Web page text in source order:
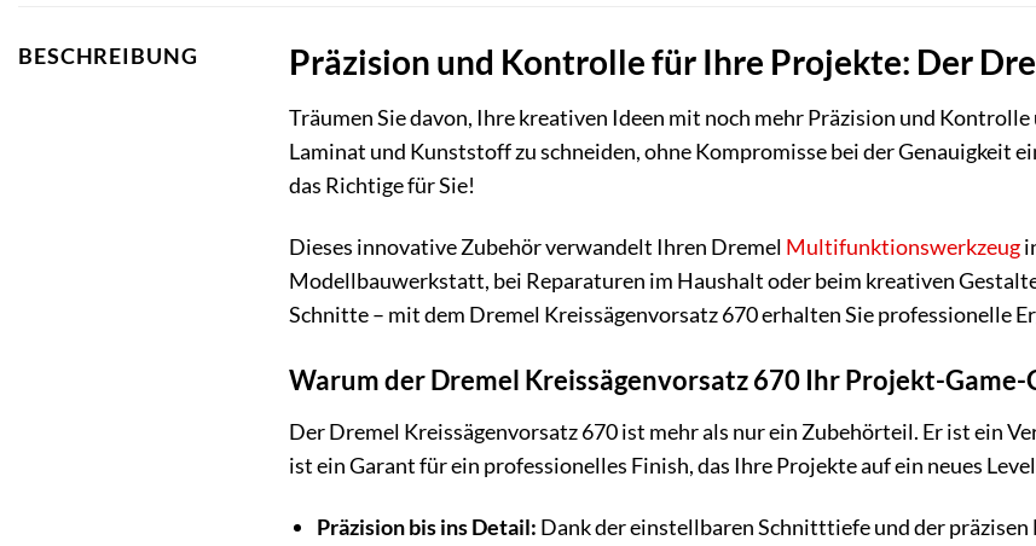
BESCHREIBUNG Präzision und Kontrolle für Ihre Projekte: Der
Träumen Sie davon, Ihre kreativen Ideen mit noch mehr Präzision und
Laminat und Kunststoff zu schneiden, ohne Kompromisse bei der Genauigkeit
das Richtige für Sie!
Dieses innovative Zubehör verwandelt Ihren Dremel Multifunktionswerkzeug
Modellbauwerkstatt, bei Reparaturen im Haushalt oder beim kreativen
Schnitte – mit dem Dremel Kreissägenvorsatz 670 erhalten Sie professionelle
Warum der Dremel Kreissägenvorsatz 670 Ihr Projekt-Game-
Der Dremel Kreissägenvorsatz 670 ist mehr als nur ein Zubehörteil. Er ist ein
ist ein Garant für ein professionelles Finish, das Ihre Projekte auf ein neues
Präzision bis ins Detail: Dank der einstellbaren Schnitttiefe und der